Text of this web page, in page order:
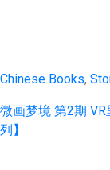
Chinese Books,
微画梦境 第2期
列】